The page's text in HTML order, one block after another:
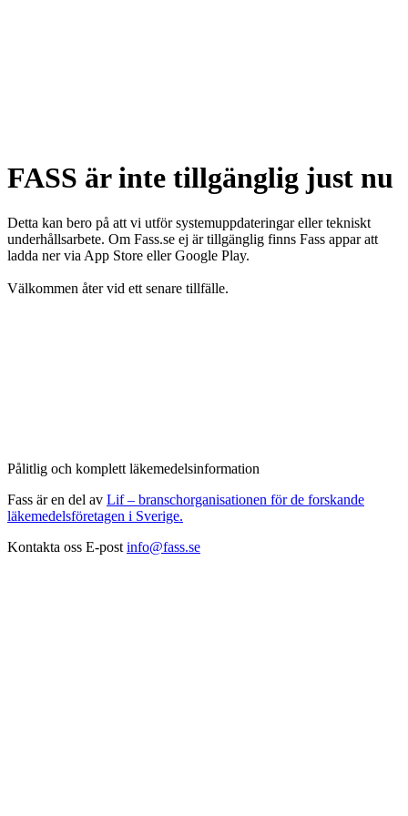
FASS är inte tillgänglig just nu
Detta kan bero på att vi utför systemuppdateringar eller tekniskt
underhållsarbete. Om Fass.se ej är tillgänglig finns Fass appar att
ladda ner via App Store eller Google Play.
Välkommen åter vid ett senare tillfälle.
Pålitlig och komplett läkemedelsinformation
Fass är en del av Lif – branschorganisationen för de forskande
läkemedelsföretagen i Sverige.
Kontakta oss E-post info@fass.se